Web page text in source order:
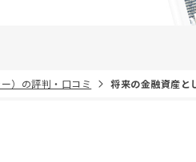
）の評判・口コミ 将来の金融資産と